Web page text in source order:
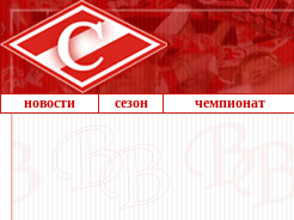
новости сезон чемпионат